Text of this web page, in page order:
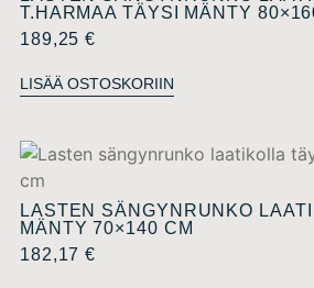
T.HARMAA TÄYSI MÄNTY
189,25€
LISÄÄ OSTOSKORIIN
LASTEN SÄNGYNRUNKO
MÄNTY 70×140 CM
182,17€